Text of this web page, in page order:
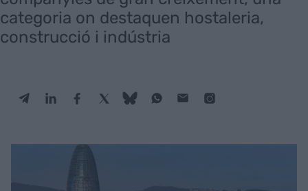
categoria on destaquen hostaleria,
construcció i indústria